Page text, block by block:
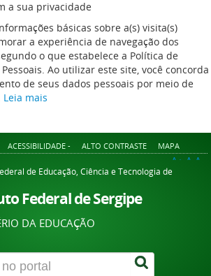
a sua privacidade
básicas sobre a(s) visita(s)
a experiência de navegação dos
o que estabelece a Política de
Ao utilizar este site, você concorda
de seus dados pessoais por meio de
Leia mais
ACESSIBILIDADE - ALTO CONTRASTE MAPA
A+ A A-
de Educação, Ciência e Tecnologia de
Federal de Sergipe
DA EDUCAÇÃO